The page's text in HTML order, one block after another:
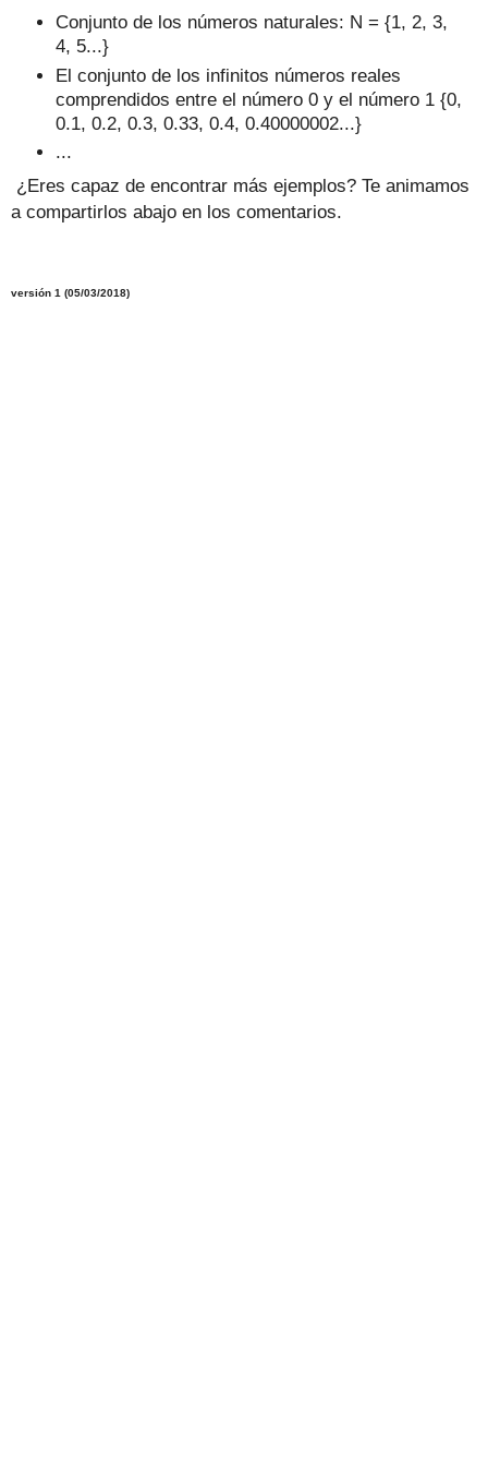
Conjunto de los números naturales: N = {1, 2, 3,
4, 5...}
El conjunto de los infinitos números reales
comprendidos entre el número 0 y el número 1 {0,
0.1, 0.2, 0.3, 0.33, 0.4, 0.40000002...}
...
¿Eres capaz de encontrar más ejemplos? Te animamos
a compartirlos abajo en los comentarios.
versión 1 (05/03/2018)